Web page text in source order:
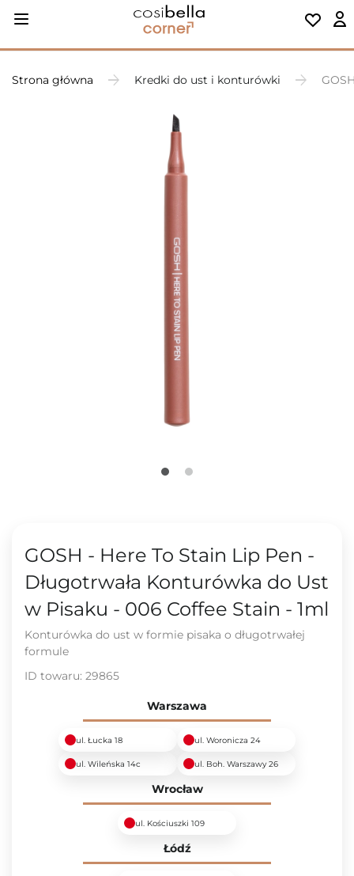
Strona główna Kredki do ust i konturówki
GOSH - Here To Stain Lip Pen -
Długotrwała Konturówka do Ust
w Pisaku - 006 Coffee Stain - 1ml
Konturówka do ust w formie pisaka o długotrwałej
formule
ID towaru: 29865
Warszawa
ul. Łucka 18 ul. Woronicza 24
ul. Wileńska 14c ul. Boh. Warszawy 26
Wrocław
ul. Kościuszki 109
Łódź